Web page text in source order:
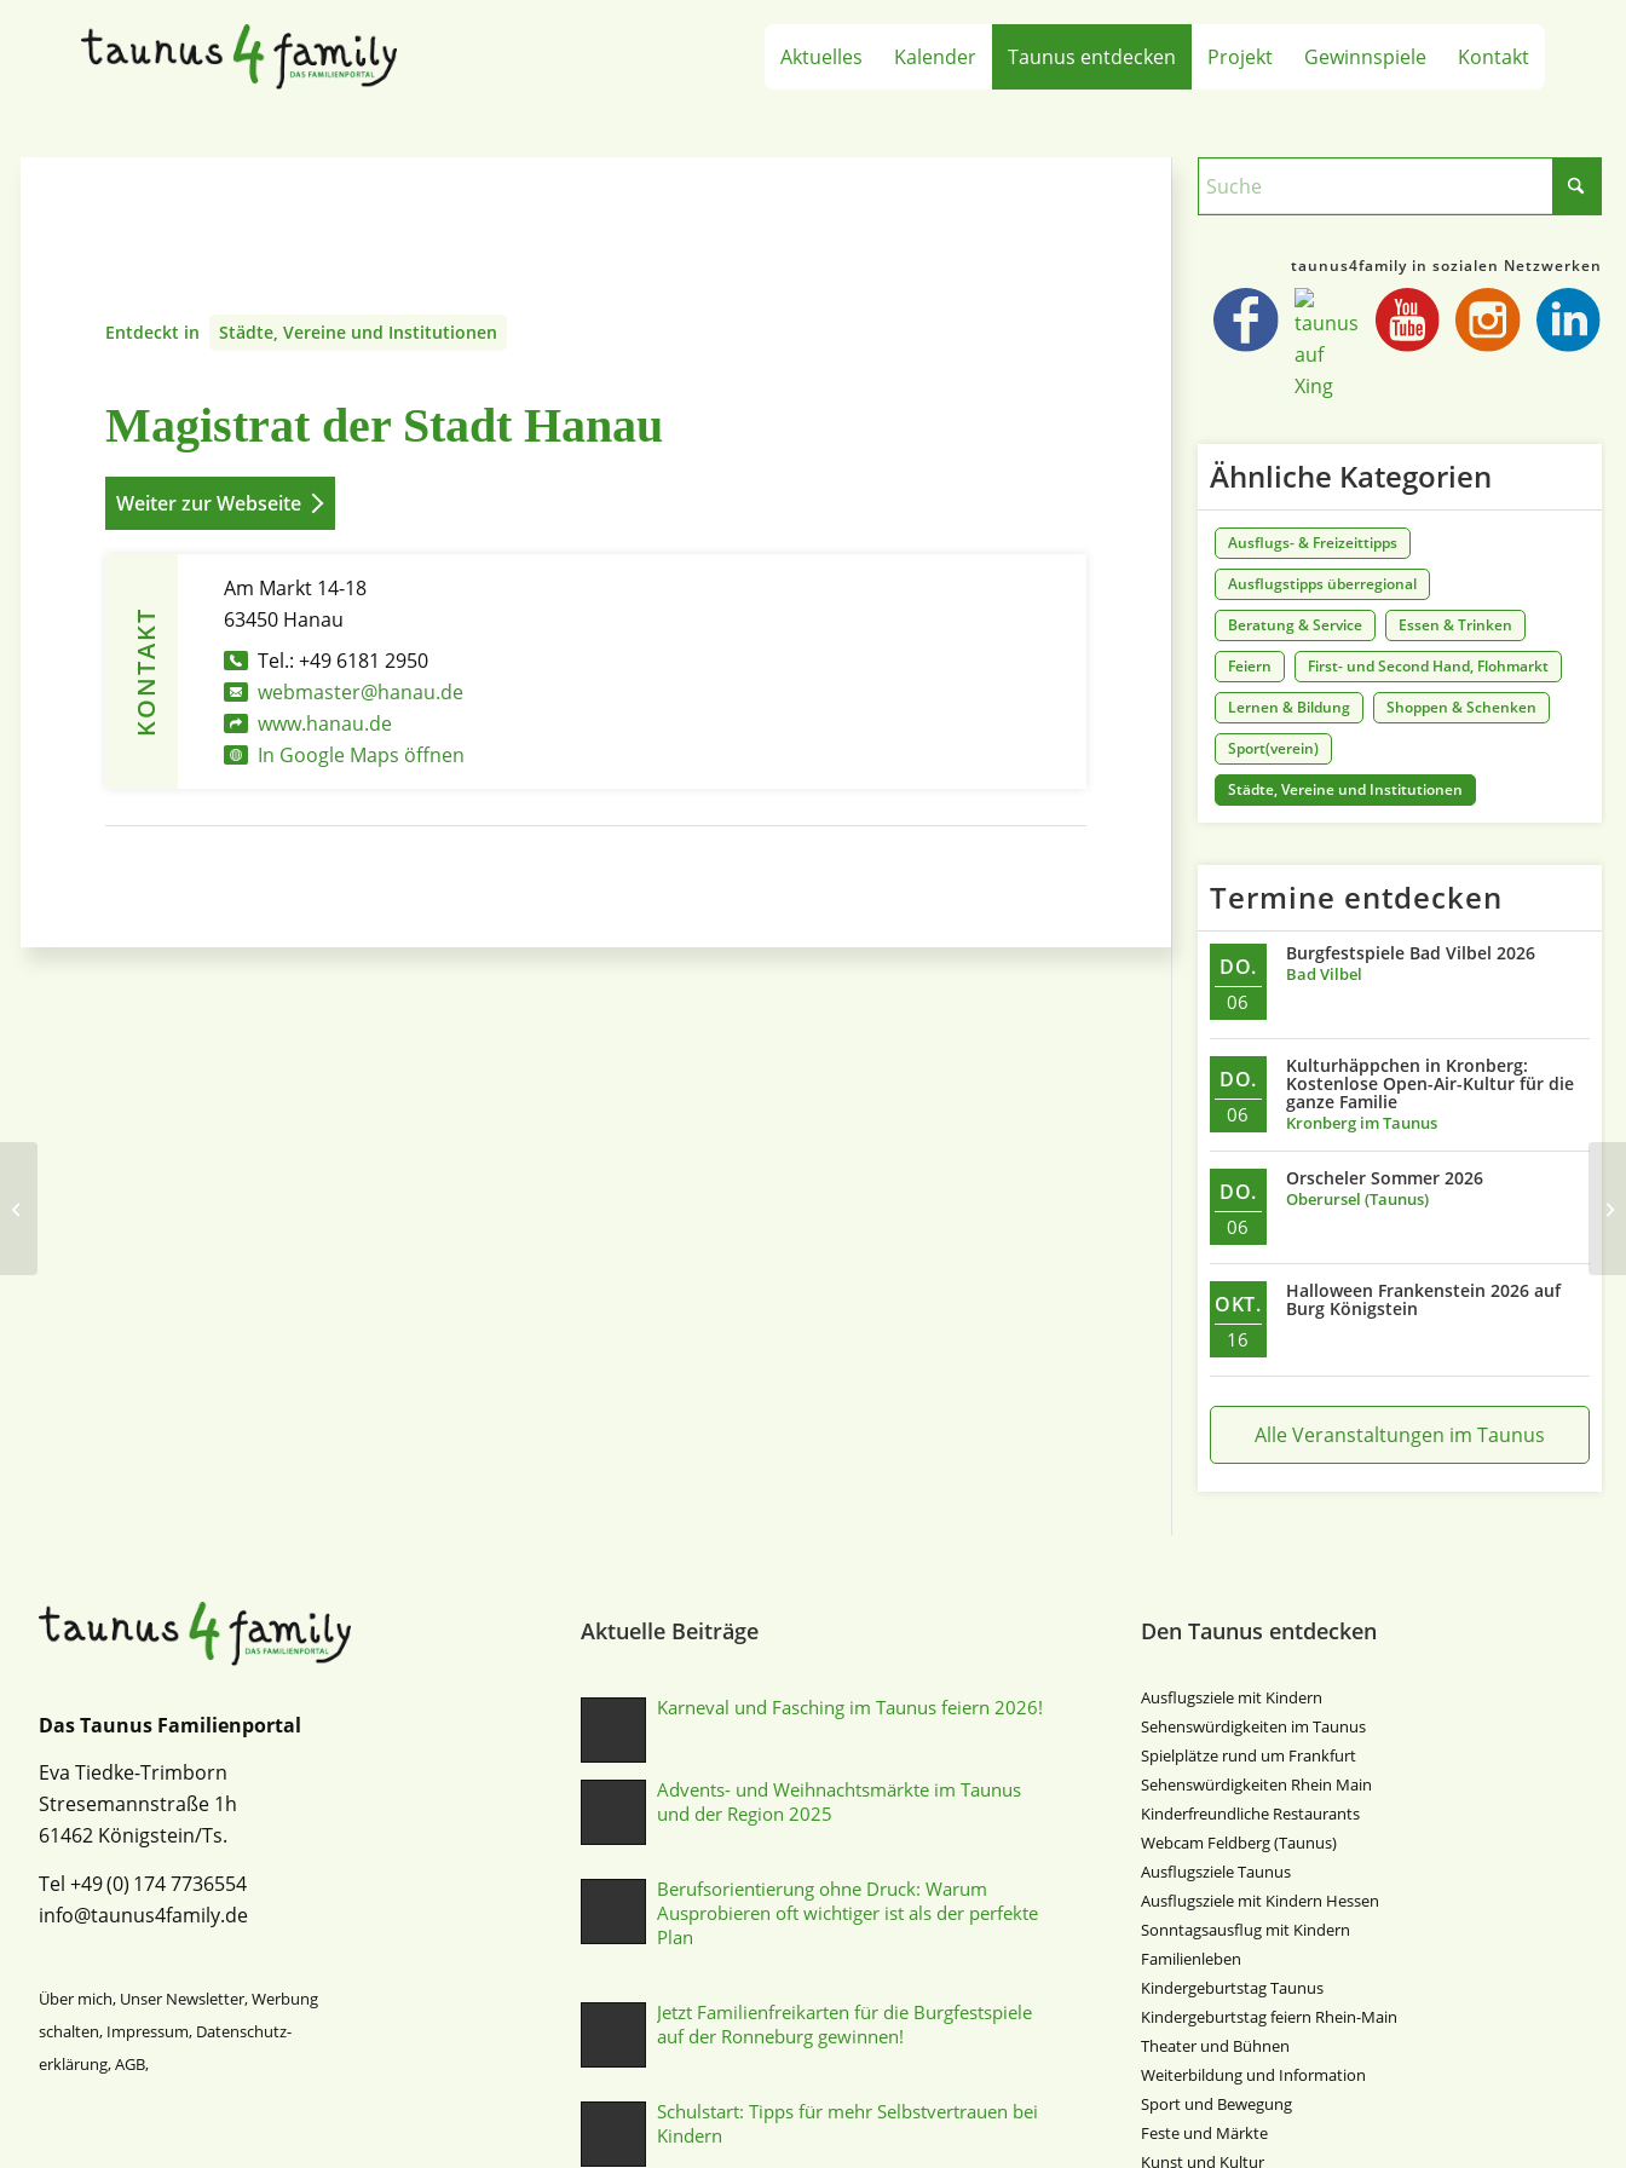
Aktuelles Kalender Taunus entdecken Projekt Gewinnspiele Kontakt
Entdeckt in Städte, Vereine und Institutionen
Magistrat der Stadt Hanau
Weiter zur Webseite
KONTAKT
Am Markt 14-18
63450 Hanau
Tel.: +49 6181 2950
webmaster@hanau.de
www.hanau.de
In Google Maps öffnen
taunus4family in sozialen Netzwerken
Ähnliche Kategorien
Ausflugs- & Freizeittipps
Ausflugstipps überregional
Beratung & Service
Essen & Trinken
Feiern
First- und Second Hand, Flohmarkt
Lernen & Bildung
Shoppen & Schenken
Sport(verein)
Städte, Vereine und Institutionen
Termine entdecken
DO.
06
Burgfestspiele Bad Vilbel 2026
Bad Vilbel
DO.
06
Kulturhäppchen in Kronberg:
Kostenlose Open-Air-Kultur für die
ganze Familie
Kronberg im Taunus
DO.
06
Orscheler Sommer 2026
Oberursel (Taunus)
OKT.
16
Halloween Frankenstein 2026 auf
Burg Königstein
Alle Veranstaltungen im Taunus
Das Taunus Familienportal
Eva Tiedke-Trimborn
Stresemannstraße 1h
61462 Königstein/Ts.
Tel +49 (0) 174 7736554
info@taunus4family.de
Über mich, Unser Newsletter,Werbung
schalten, Impressum, Datenschutz­
erklärung,AGB,
Aktuelle Beiträge
Karneval und Fasching im Taunus feiern 2026!
Advents- und Weihnachtsmärkte im Taunus
und der Region 2025
Berufsorientierung ohne Druck: Warum
Ausprobieren oft wichtiger ist als der perfekte
Plan
Jetzt Familienfreikarten für die Burgfestspiele
auf der Ronneburg gewinnen!
Schulstart: Tipps für mehr Selbstvertrauen bei
Kindern
Den Taunus entdecken
Ausflugsziele mit Kindern
Sehenswürdigkeiten im Taunus
Spielplätze rund um Frankfurt
Sehenswürdigkeiten Rhein Main
Kinderfreundliche Restaurants
Webcam Feldberg (Taunus)
Ausflugsziele Taunus
Ausflugsziele mit Kindern Hessen
Sonntagsausflug mit Kindern
Familienleben
Kindergeburtstag Taunus
Kindergeburtstag feiern Rhein-Main
Theater und Bühnen
Weiterbildung und Information
Sport und Bewegung
Feste und Märkte
Kunst und Kultur